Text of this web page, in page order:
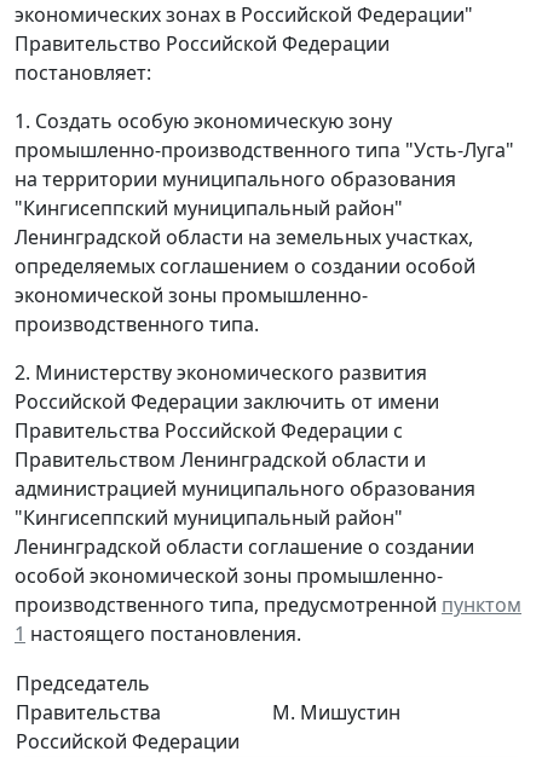
экономических зонах в Российской Федерации"
Правительство Российской Федерации
постановляет:
1. Создать особую экономическую зону
промышленно-производственного типа "Усть-Луга"
на территории муниципального образования
"Кингисеппский муниципальный район"
Ленинградской области на земельных участках,
определяемых соглашением о создании особой
экономической зоны промышленно-
производственного типа.
2. Министерству экономического развития
Российской Федерации заключить от имени
Правительства Российской Федерации с
Правительством Ленинградской области и
администрацией муниципального образования
"Кингисеппский муниципальный район"
Ленинградской области соглашение о создании
особой экономической зоны промышленно-
производственного типа, предусмотренной пунктом
1 настоящего постановления.
Председатель
Правительства
Российской Федерации
М. Мишустин